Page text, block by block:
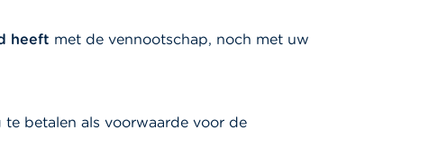
heeft met de vennootschap, noch met uw
betalen als voorwaarde voor de